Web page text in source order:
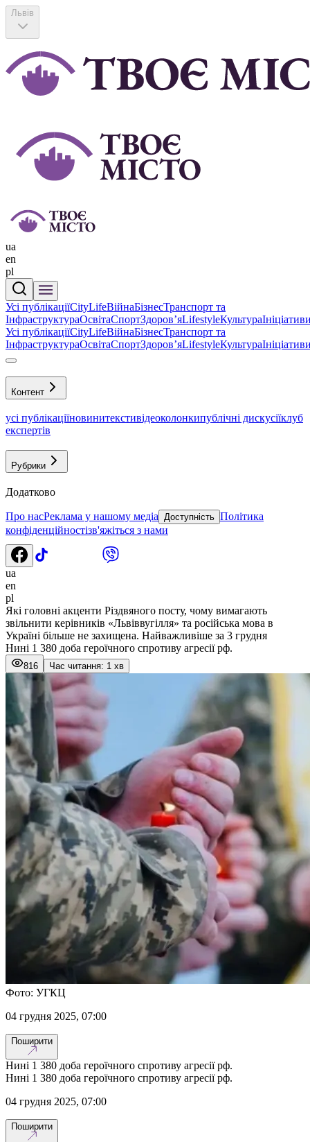
Львів
ua
en
pl
Усі публікаціїCityLifeВійнаБізнесТранспорт та
ІнфраструктураОсвітаСпортЗдоровʼяLifestyleКультура
Усі публікаціїCityLifeВійнаБізнесТранспорт та
ІнфраструктураОсвітаСпортЗдоровʼяLifestyleКультура
Контент
усі публікаціїновинитекстивідеоколонкипублічні дискусіїклуб
експертів
Рубрики
Додатково
Про насРеклама у нашому медіа Доступність Політика
конфіденційностізв'яжіться з нами
ua
en
pl
Які головні акценти Різдвяного посту, чому вимагають
звільнити керівників «Львіввугілля» та російська мова в
Україні більше не захищена. Найважливіше за 3 грудня
Нині 1 380 доба героїчного спротиву агресії рф.
816 Час читання: 1 хв
Фото: УГКЦ
04 грудня 2025, 07:00
Поширити
Нині 1 380 доба героїчного спротиву агресії рф.
Нині 1 380 доба героїчного спротиву агресії рф.
04 грудня 2025, 07:00
Поширити